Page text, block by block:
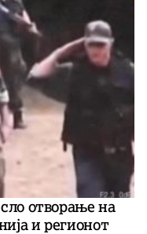
отворање на
и регионот